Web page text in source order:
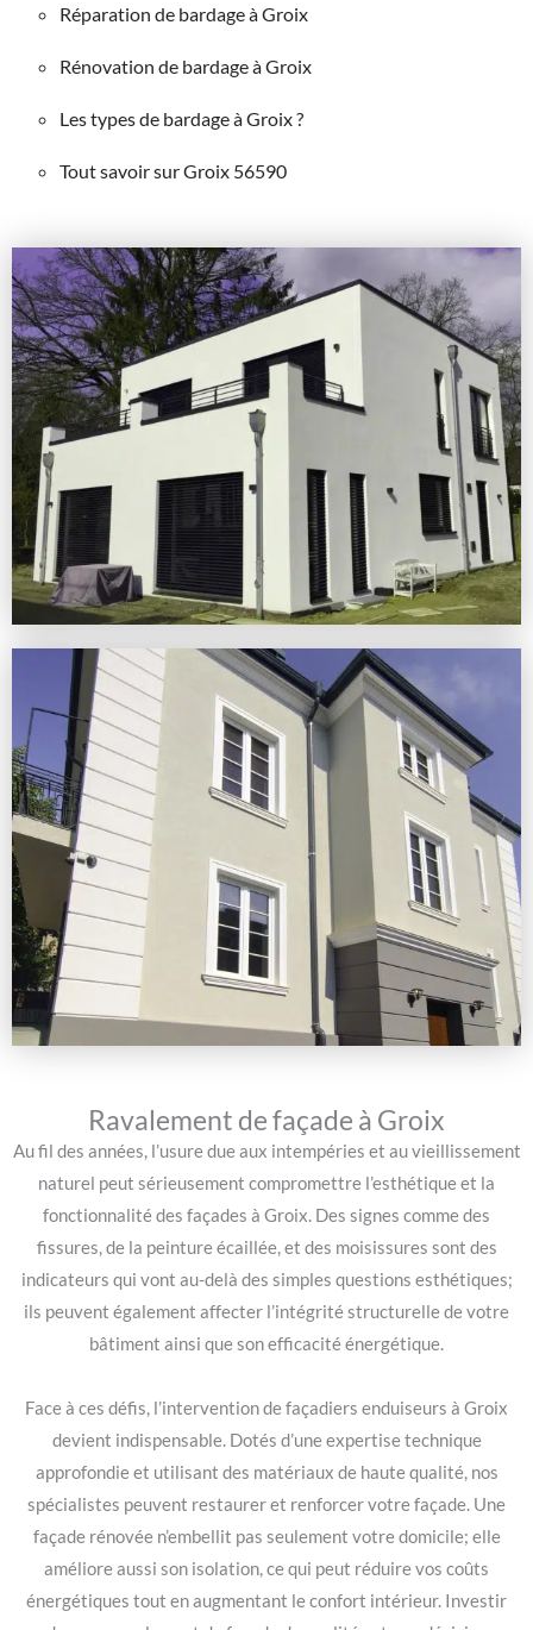
Réparation de bardage à Groix
Rénovation de bardage à Groix
Les types de bardage à Groix ?
Tout savoir sur Groix 56590
Ravalement de façade à Groix
Au fil des années, l’usure due aux intempéries et au vieillissement
naturel peut sérieusement compromettre l’esthétique et la
fonctionnalité des façades à Groix. Des signes comme des
fissures, de la peinture écaillée, et des moisissures sont des
indicateurs qui vont au-delà des simples questions esthétiques;
ils peuvent également affecter l’intégrité structurelle de votre
bâtiment ainsi que son efficacité énergétique.
Face à ces défis, l’intervention de façadiers enduiseurs à Groix
devient indispensable. Dotés d’une expertise technique
approfondie et utilisant des matériaux de haute qualité, nos
spécialistes peuvent restaurer et renforcer votre façade. Une
façade rénovée n’embellit pas seulement votre domicile; elle
améliore aussi son isolation, ce qui peut réduire vos coûts
énergétiques tout en augmentant le confort intérieur. Investir